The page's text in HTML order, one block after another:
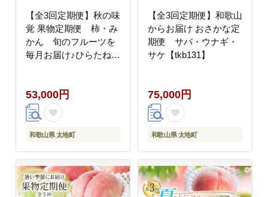
【全3回定期便】秋の味
覚 果物定期便 柿・み
かん 旬のフルーツを
毎月お届け♪ひらたねな
53,000円
和歌山県 太地町
【全3回定期便】和歌山
からお届け おさかな定
期便 サバ・ウナギ・
サケ【tkb131】
75,000円
和歌山県 太地町